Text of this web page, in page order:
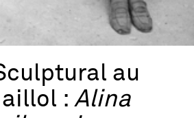
au
:Alina